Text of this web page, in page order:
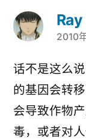
说：
2010
话不是这么
的基因会转
会导致作物
毒，或者对